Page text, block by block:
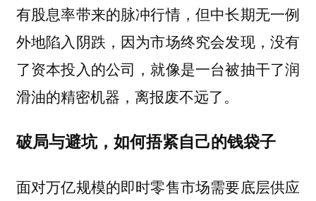
有股息率带来的脉冲行情，但中长期无一例
外地陷入阴跌，因为市场终究会发现，没有
了资本投入的公司，就像是一台被抽干了润
滑油的精密机器，离报废不远了。
破局与避坑，如何捂紧自己的钱袋子
面对万亿规模的即时零售市场需要底层供应